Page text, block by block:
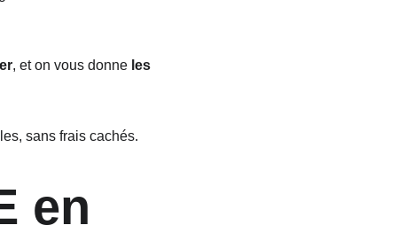
, et on vous donne les
sans frais cachés.
en